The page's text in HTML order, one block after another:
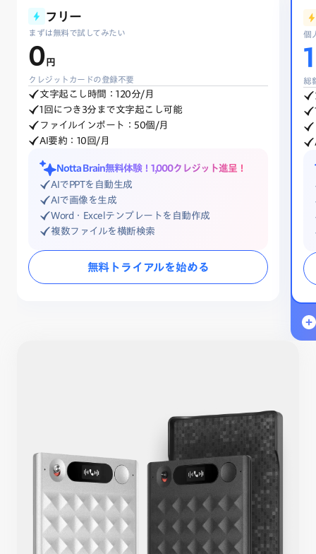
フリー
まずは無料で試してみたい
0 円
クレジットカードの登録不要
文字起こし時間：120分/月
1回につき3分まで文字起こし可能
ファイルインポート：50個/月
AI要約：10回/月
Notta Brain無料体験！ 1,000クレジット進呈！
AIでPPTを自動生成
AIで画像を生成
Word・Excelテンプレートを自動作成
複数ファイルを横断検索
無料トライアルを始める
個
総